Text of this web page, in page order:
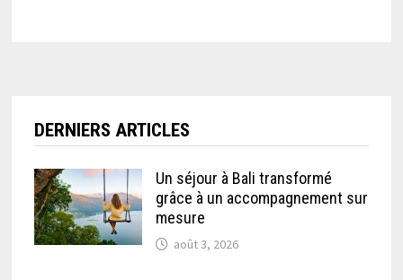
DERNIERS ARTICLES
Un séjour à Bali transformé
grâce à un accompagnement sur
mesure
août 3, 2026